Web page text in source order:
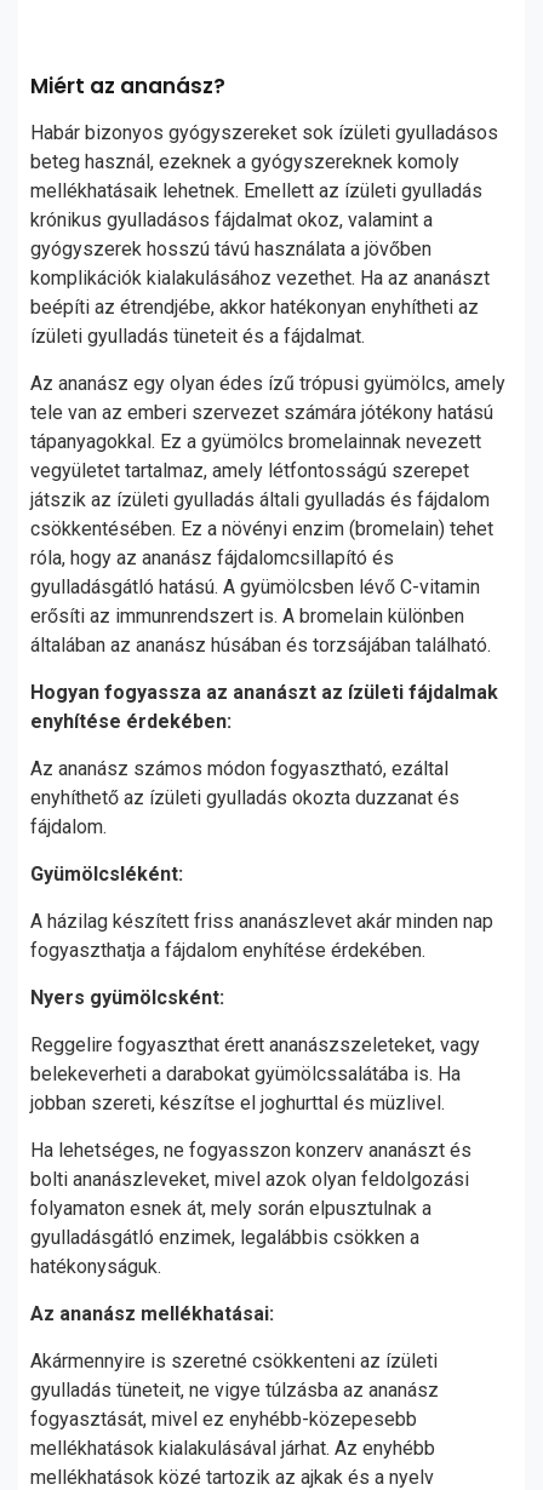
Miért az ananász?
Habár bizonyos gyógyszereket sok ízületi gyulladásos
beteg használ, ezeknek a gyógyszereknek komoly
mellékhatásaik lehetnek. Emellett az ízületi gyulladás
krónikus gyulladásos fájdalmat okoz, valamint a
gyógyszerek hosszú távú használata a jövőben
komplikációk kialakulásához vezethet. Ha az ananászt
beépíti az étrendjébe, akkor hatékonyan enyhítheti az
ízületi gyulladás tüneteit és a fájdalmat.
Az ananász egy olyan édes ízű trópusi gyümölcs, amely
tele van az emberi szervezet számára jótékony hatású
tápanyagokkal. Ez a gyümölcs bromelainnak nevezett
vegyületet tartalmaz, amely létfontosságú szerepet
játszik az ízületi gyulladás általi gyulladás és fájdalom
csökkentésében. Ez a növényi enzim (bromelain) tehet
róla, hogy az ananász fájdalomcsillapító és
gyulladásgátló hatású. A gyümölcsben lévő C-vitamin
erősíti az immunrendszert is. A bromelain különben
általában az ananász húsában és torzsájában található.
Hogyan fogyassza az ananászt az ízületi fájdalmak
enyhítése érdekében:
Az ananász számos módon fogyasztható, ezáltal
enyhíthető az ízületi gyulladás okozta duzzanat és
fájdalom.
Gyümölcsléként:
A házilag készített friss ananászlevet akár minden nap
fogyaszthatja a fájdalom enyhítése érdekében.
Nyers gyümölcsként:
Reggelire fogyaszthat érett ananászszeleteket, vagy
belekeverheti a darabokat gyümölcssalátába is. Ha
jobban szereti, készítse el joghurttal és müzlivel.
Ha lehetséges, ne fogyasszon konzerv ananászt és
bolti ananászleveket, mivel azok olyan feldolgozási
folyamaton esnek át, mely során elpusztulnak a
gyulladásgátló enzimek, legalábbis csökken a
hatékonyságuk.
Az ananász mellékhatásai:
Akármennyire is szeretné csökkenteni az ízületi
gyulladás tüneteit, ne vigye túlzásba az ananász
fogyasztását, mivel ez enyhébb-közepesebb
mellékhatások kialakulásával járhat. Az enyhébb
mellékhatások közé tartozik az ajkak és a nyelv